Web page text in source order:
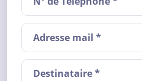
Destinataire *